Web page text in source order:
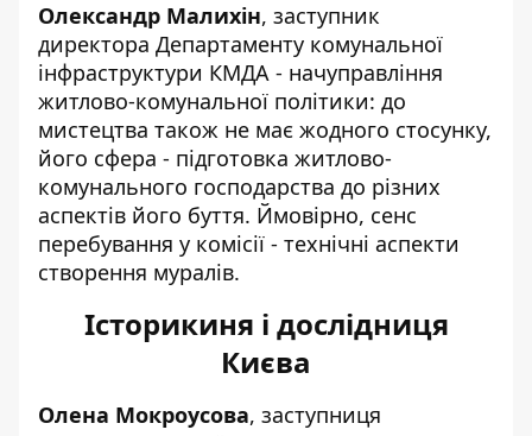
Олександр Малихін, заступник
директора Департаменту комунальної
інфраструктури КМДА - начуправління
житлово-комунальної політики: до
мистецтва також не має жодного стосунку,
його сфера - підготовка житлово-
комунального господарства до різних
аспектів його буття. Ймовірно, сенс
перебування у комісії - технічні аспекти
створення муралів.
Історикиня і дослідниця
Києва
Олена Мокроусова, заступниця